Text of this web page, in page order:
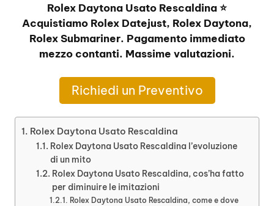
Rolex Daytona Usato Rescaldina ⭐
Acquistiamo Rolex Datejust, Rolex Daytona,
Rolex Submariner. Pagamento immediato
mezzo contanti. Massime valutazioni.
Richiedi un Preventivo
Rolex Daytona Usato Rescaldina
Rolex Daytona Usato Rescaldina l’evoluzione
di un mito
Rolex Daytona Usato Rescaldina, cos’ha fatto
per diminuire le imitazioni
Rolex Daytona Usato Rescaldina, come e dove